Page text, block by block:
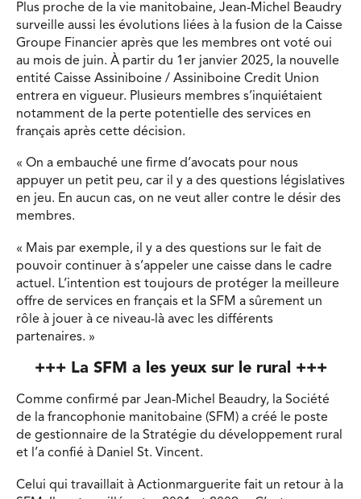
Plus proche de la vie manitobaine, Jean-Michel Beaudry
surveille aussi les évolutions liées à la fusion de la Caisse
Groupe Financier après que les membres ont voté oui
au mois de juin. À partir du 1er janvier 2025, la nouvelle
entité Caisse Assiniboine / Assiniboine Credit Union
entrera en vigueur. Plusieurs membres s’inquiétaient
notamment de la perte potentielle des services en
français après cette décision.
« On a embauché une firme d’avocats pour nous
appuyer un petit peu, car il y a des questions législatives
en jeu. En aucun cas, on ne veut aller contre le désir des
membres.
« Mais par exemple, il y a des questions sur le fait de
pouvoir continuer à s’appeler une caisse dans le cadre
actuel. L’intention est toujours de protéger la meilleure
offre de services en français et la SFM a sûrement un
rôle à jouer à ce niveau-là avec les différents
partenaires. »
+++ La SFM a les yeux sur le rural +++
Comme confirmé par Jean-Michel Beaudry, la Société
de la francophonie manitobaine (SFM) a créé le poste
de gestionnaire de la Stratégie du développement rural
et l’a confié à Daniel St. Vincent.
Celui qui travaillait à Actionmarguerite fait un retour à la